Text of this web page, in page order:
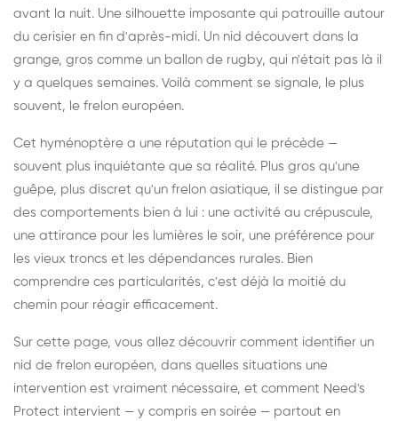
avant la nuit. Une silhouette imposante qui patrouille autour
du cerisier en fin d'après-midi. Un nid découvert dans la
grange, gros comme un ballon de rugby, qui n'était pas là il
y a quelques semaines. Voilà comment se signale, le plus
souvent, le frelon européen.
Cet hyménoptère a une réputation qui le précède —
souvent plus inquiétante que sa réalité. Plus gros qu'une
guêpe, plus discret qu'un frelon asiatique, il se distingue par
des comportements bien à lui : une activité au crépuscule,
une attirance pour les lumières le soir, une préférence pour
les vieux troncs et les dépendances rurales. Bien
comprendre ces particularités, c'est déjà la moitié du
chemin pour réagir efficacement.
Sur cette page, vous allez découvrir comment identifier un
nid de frelon européen, dans quelles situations une
intervention est vraiment nécessaire, et comment Need's
Protect intervient — y compris en soirée — partout en